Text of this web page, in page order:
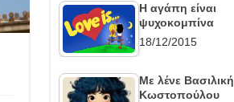
Η αγάπη είναι
ψυχοκομπίνα
18/12/2015
Με λένε Βασιλική
Κωστοπούλου